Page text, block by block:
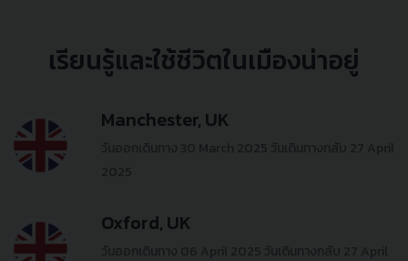
เรียนรู้และใช้ชีวิตในเมืองน่าอยู่
Manchester, UK
Oxford, UK